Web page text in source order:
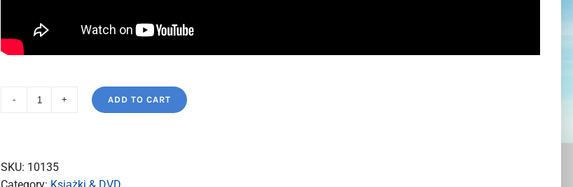
DVD
świadectwo
quantity
ADD TO CART
SKU: 10135